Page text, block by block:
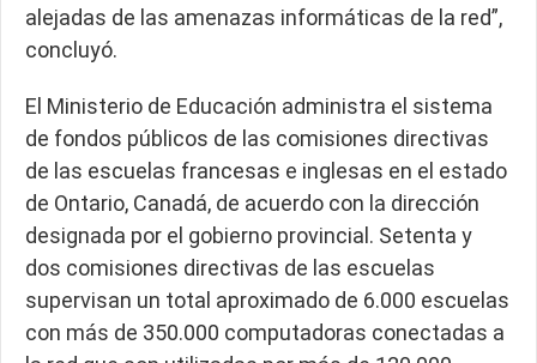
alejadas de las amenazas informáticas de la red”,
concluyó.
El Ministerio de Educación administra el sistema
de fondos públicos de las comisiones directivas
de las escuelas francesas e inglesas en el estado
de Ontario, Canadá, de acuerdo con la dirección
designada por el gobierno provincial. Setenta y
dos comisiones directivas de las escuelas
supervisan un total aproximado de 6.000 escuelas
con más de 350.000 computadoras conectadas a